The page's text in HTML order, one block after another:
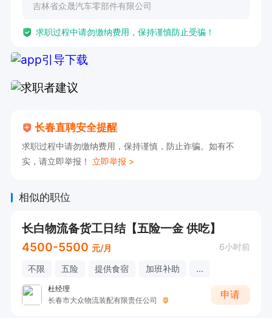
吉林省众晟汽车零部件有限公司
求职过程中请勿缴纳费用，保持谨慎防止受骗！
长春直聘安全提醒
求职过程中请勿缴纳费用，保持谨慎，防止诈骗。如有不
实，请立即举报！ 立即举报 >
相似的职位
长白物流备货工日结【五险一金 供吃】
4500-5500 元/月 6小时前
不限 五险 提供食宿 加班补助 ...
杜经理
长春市大众物流装配有限责任公司
申请